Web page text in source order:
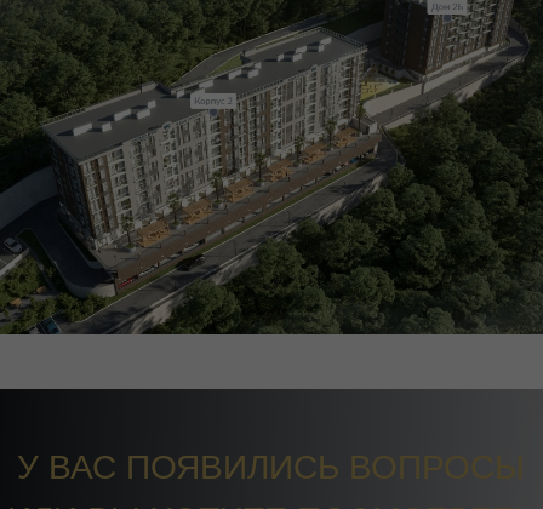
У ВАС ПОЯВИЛИСЬ ВОПРОСЫ